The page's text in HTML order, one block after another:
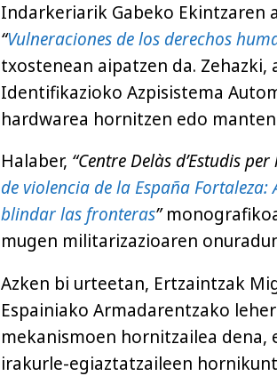
Indarkeriarik Gabeko
“Vulneraciones de los derechos
txostenean aipatzen da.
Identifikazioko Azpisistema
hardwarea hornitzen edo
Halaber, “Centre Delàs d’Estudis per
de violencia de la España
blindar las fronteras”
mugen militarizazioaren
Azken bi urteetan, Ertzaintzak
Espainiako Armadarentzako
mekanismoen hornitzailea
irakurle-egiaztatzaileen